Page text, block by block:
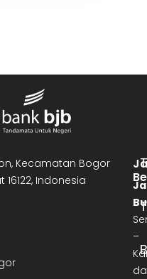
Kecamatan Bogor
Indonesia
–